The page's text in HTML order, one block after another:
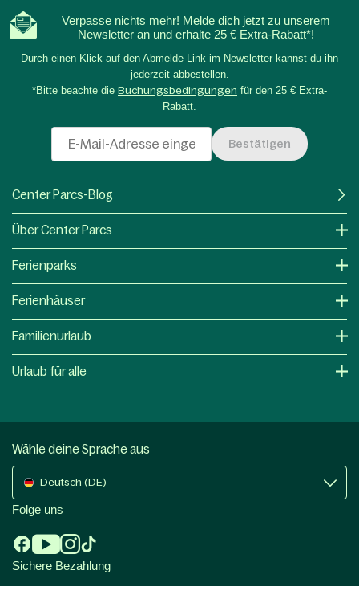
Verpasse nichts mehr! Melde dich jetzt zu unserem
Newsletter an und erhalte 25 € Extra-Rabatt*!
Durch einen Klick auf den Abmelde-Link im Newsletter kannst du ihn
jederzeit abbestellen.
*Bitte beachte die Buchungsbedingungen für den 25 € Extra-
Rabatt.
Bestätigen
Center Parcs-Blog
Über Center Parcs
Ferienparks
Ferienhäuser
Familienurlaub
Urlaub für alle
Wähle deine Sprache aus
Deutsch (DE)
Folge uns
Sichere Bezahlung